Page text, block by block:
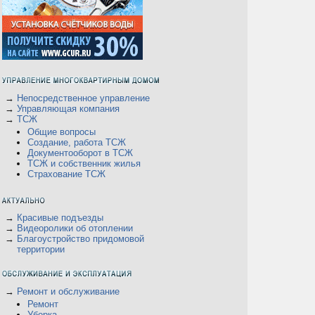
→ Непосредственное управление
→ Управляющая компания
→ ТСЖ
Общие вопросы
Создание, работа ТСЖ
Документооборот в ТСЖ
ТСЖ и собственник жилья
Страхование ТСЖ
→ Красивые подъезды
→ Видеоролики об отоплении
→ Благоустройство придомовой
территории
→ Ремонт и обслуживание
Ремонт